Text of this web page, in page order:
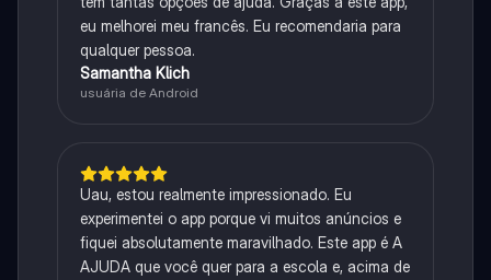
eu melhorei meu francês. Eu recomendaria para
qualquer pessoa.
Samantha Klich
usuária de Android
Uau, estou realmente impressionado. Eu
experimentei o app porque vi muitos anúncios e
fiquei absolutamente maravilhado. Este app é A
AJUDA que você quer para a escola e, acima de